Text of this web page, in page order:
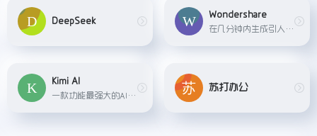
DeepSeek
Wondershare
在几分钟内生成引人入胜的 AI 数字人视频
Kimi AI
一款功能最强大的AI智能助手,功能包括：对话、超长文本阅读、语音转文字、信息搜索、文件内容处理
苏打办公